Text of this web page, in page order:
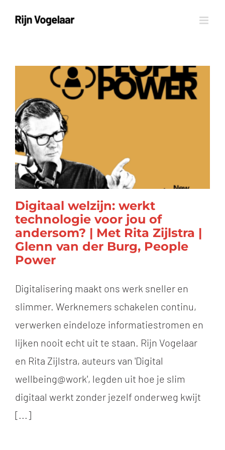
naar
Digitaal welzijn: werkt
technologie voor jou of
andersom? | Met Rita Zijlstra |
Glenn van der Burg, People
Power
Digitalisering maakt ons werk sneller en
slimmer. Werknemers schakelen continu,
verwerken eindeloze informatiestromen en
lijken nooit echt uit te staan. Rijn Vogelaar
en Rita Zijlstra, auteurs van 'Digital
wellbeing@work', legden uit hoe je slim
digitaal werkt zonder jezelf onderweg kwijt
[...]